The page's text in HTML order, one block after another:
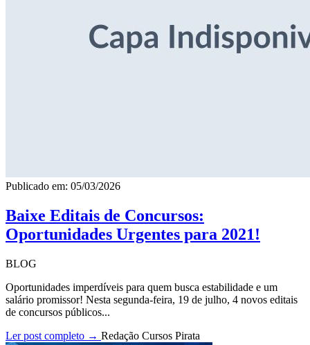
Publicado em: 05/03/2026
Baixe Editais de Concursos:
Oportunidades Urgentes para 2021!
BLOG
Oportunidades imperdíveis para quem busca estabilidade e um
salário promissor! Nesta segunda-feira, 19 de julho, 4 novos editais
de concursos públicos...
Ler post completo → Redação Cursos Pirata